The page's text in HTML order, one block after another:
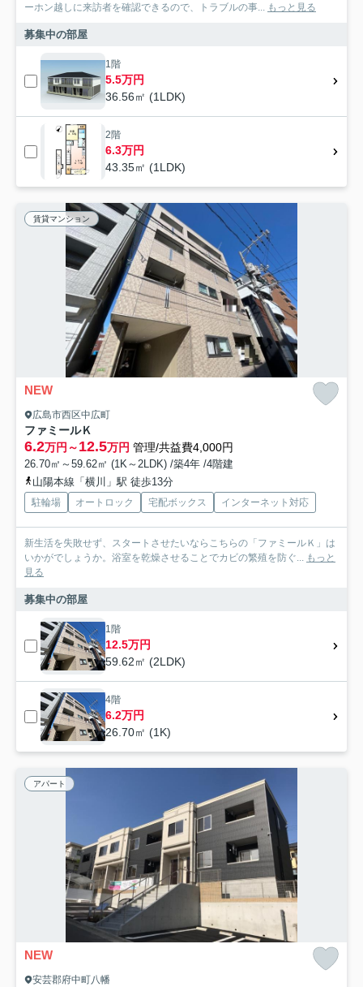
ーホン越しに来訪者を確認できるので、トラブルの事... もっと見る
募集中の部屋
1階
5.5万円
36.56㎡ (1LDK)
2階
6.3万円
43.35㎡ (1LDK)
賃貸マンション
NEW
広島市西区中広町
ファミールＫ
6.2万円～12.5万円 管理/共益費4,000円
26.70㎡～59.62㎡ (1K～2LDK) /築4年 /4階建
山陽本線「横川」駅 徒歩13分
駐輪場 オートロック 宅配ボックス インターネット対応
新生活を失敗せず、スタートさせたいならこちらの「ファミールＫ」は
いかがでしょうか。浴室を乾燥させることでカビの繁殖を防ぐ... もっと
見る
募集中の部屋
1階
12.5万円
59.62㎡ (2LDK)
4階
6.2万円
26.70㎡ (1K)
アパート
NEW
安芸郡府中町八幡